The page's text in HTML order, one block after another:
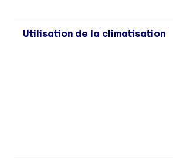
Utilisation de la climatisation